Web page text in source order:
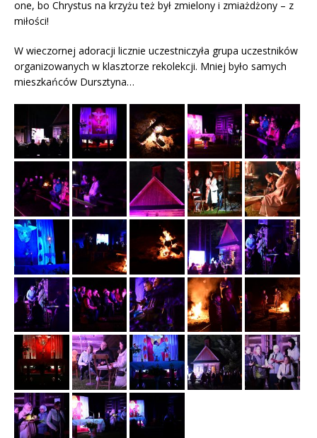
one, bo Chrystus na krzyżu też był zmielony i zmiażdżony – z
miłości!
W wieczornej adoracji licznie uczestniczyła grupa uczestników
organizowanych w klasztorze rekolekcji. Mniej było samych
mieszkańców Dursztyna…